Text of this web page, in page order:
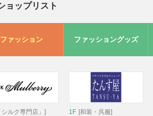
ョップリスト
ファッション ファッショングッズ
シルク専門店」]
1F [和装・呉服]